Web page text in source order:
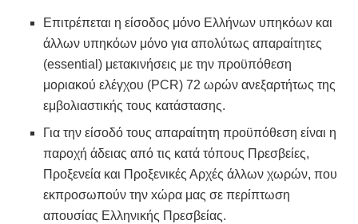
Επιτρέπεται η είσοδος μόνο Ελλήνων υπηκόων και
άλλων υπηκόων μόνο για απολύτως απαραίτητες
(essential) μετακινήσεις με την προϋπόθεση
μοριακού ελέγχου (PCR) 72 ωρών ανεξαρτήτως της
εμβολιαστικής τους κατάστασης.
Για την είσοδό τους απαραίτητη προϋπόθεση είναι η
παροχή άδειας από τις κατά τόπους Πρεσβείες,
Προξενεία και Προξενικές Αρχές άλλων χωρών, που
εκπροσωπούν την xώρα μας σε περίπτωση
απουσίας Ελληνικής Πρεσβείας.